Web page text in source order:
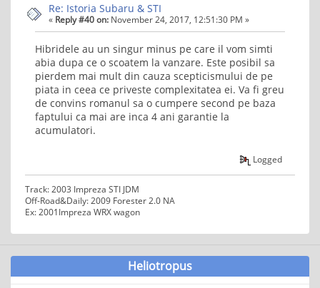
Re: Istoria Subaru & STI
« Reply #40 on: November 24, 2017, 12:51:30 PM »
Hibridele au un singur minus pe care il vom simti
abia dupa ce o scoatem la vanzare. Este posibil sa
pierdem mai mult din cauza scepticismului de pe
piata in ceea ce priveste complexitatea ei. Va fi greu
de convins romanul sa o cumpere second pe baza
faptului ca mai are inca 4 ani garantie la
acumulatori.
Logged
Track: 2003 Impreza STI JDM
Off-Road&Daily: 2009 Forester 2.0 NA
Ex: 2001Impreza WRX wagon
Heliotropus